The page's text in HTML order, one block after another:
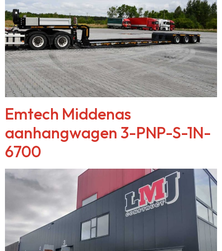
Emtech Middenas
aanhangwagen 3-PNP-S-1N-
6700